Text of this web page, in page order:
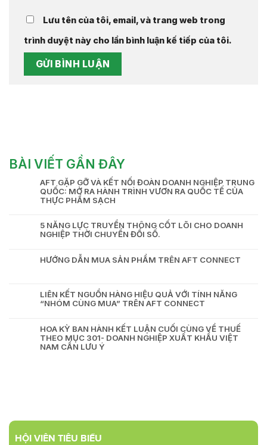
Lưu tên của tôi, email, và trang web trong
trình duyệt này cho lần bình luận kế tiếp của tôi.
BÀI VIẾT GẦN ĐÂY
AFT GẶP GỠ VÀ KẾT NỐI ĐOÀN DOANH NGHIỆP TRUNG
QUỐC: MỞ RA HÀNH TRÌNH VƯƠN RA QUỐC TẾ CỦA
THỰC PHẨM SẠCH
5 NĂNG LỰC TRUYỀN THÔNG CỐT LÕI CHO DOANH
NGHIỆP THỜI CHUYỂN ĐỔI SỐ.
HƯỚNG DẪN MUA SẢN PHẨM TRÊN AFT CONNECT
LIÊN KẾT NGUỒN HÀNG HIỆU QUẢ VỚI TÍNH NĂNG
“NHÓM CÙNG MUA” TRÊN AFT CONNECT
HOA KỲ BAN HÀNH KẾT LUẬN CUỐI CÙNG VỀ THUẾ
THEO MỤC 301- DOANH NGHIỆP XUẤT KHẨU VIỆT
NAM CẦN LƯU Ý
HỘI VIÊN TIÊU BIỂU